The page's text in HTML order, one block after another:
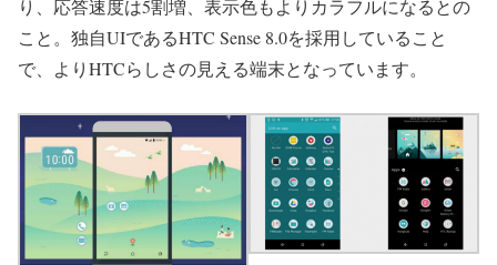
り、応答速度は5割増、表示色もよりカラフルになるとの
こと。独自UIであるHTC Sense 8.0を採用していること
で、よりHTCらしさの見える端末となっています。